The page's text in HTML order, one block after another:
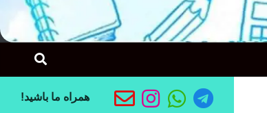
همراه ما باشید!